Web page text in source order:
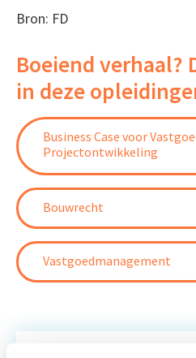
Bron: FD
Boeiend verhaal?
in deze
Business Case voor
Projectontwikkeling
Bouwrecht
Vastgoedmanagement